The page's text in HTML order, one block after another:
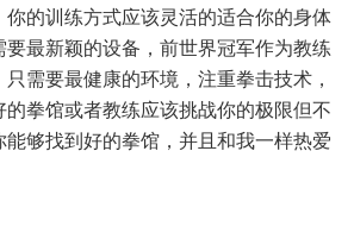
的训练方式应该灵活的适合你的身体
最新颖的设备，前世界冠军作为教练
需要最健康的环境，注重拳击技术，
拳馆或者教练应该挑战你的极限但不
够找到好的拳馆，并且和我一样热爱